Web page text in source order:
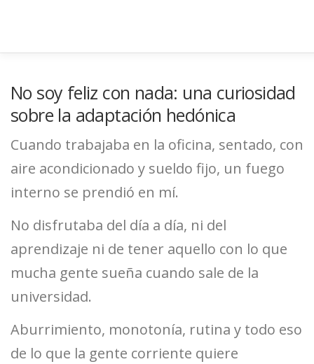
No soy feliz con nada: una curiosidad
sobre la adaptación hedónica
Cuando trabajaba en la oficina, sentado, con
aire acondicionado y sueldo fijo, un fuego
interno se prendió en mí.
No disfrutaba del día a día, ni del
aprendizaje ni de tener aquello con lo que
mucha gente sueña cuando sale de la
universidad.
Aburrimiento, monotonía, rutina y todo eso
de lo que la gente corriente quiere